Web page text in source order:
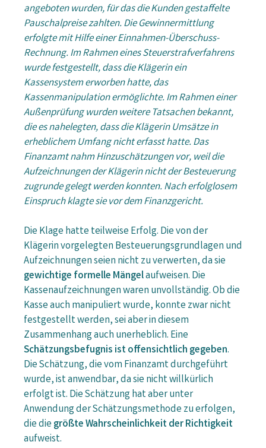
angeboten wurden, für das die Kunden gestaffelte
Pauschalpreise zahlten. Die Gewinnermittlung
erfolgte mit Hilfe einer Einnahmen-Überschuss-
Rechnung. Im Rahmen eines Steuerstrafverfahrens
wurde festgestellt, dass die Klägerin ein
Kassensystem erworben hatte, das
Kassenmanipulation ermöglichte. Im Rahmen einer
Außenprüfung wurden weitere Tatsachen bekannt,
die es nahelegten, dass die Klägerin Umsätze in
erheblichem Umfang nicht erfasst hatte. Das
Finanzamt nahm Hinzuschätzungen vor, weil die
Aufzeichnungen der Klägerin nicht der Besteuerung
zugrunde gelegt werden konnten. Nach erfolglosem
Einspruch klagte sie vor dem Finanzgericht.
Die Klage hatte teilweise Erfolg. Die von der
Klägerin vorgelegten Besteuerungsgrundlagen und
Aufzeichnungen seien nicht zu verwerten, da sie
gewichtige formelle Mängelaufweisen. Die
Kassenaufzeichnungen waren unvollständig. Ob die
Kasse auch manipuliert wurde, konnte zwar nicht
festgestellt werden, sei aber in diesem
Zusammenhang auch unerheblich. Eine
Schätzungsbefugnis ist offensichtlich gegeben.
Die Schätzung, die vom Finanzamt durchgeführt
wurde, ist anwendbar, da sie nicht willkürlich
erfolgt ist. Die Schätzung hat aber unter
Anwendung der Schätzungsmethode zu erfolgen,
die die größte Wahrscheinlichkeit der Richtigkeit
aufweist.